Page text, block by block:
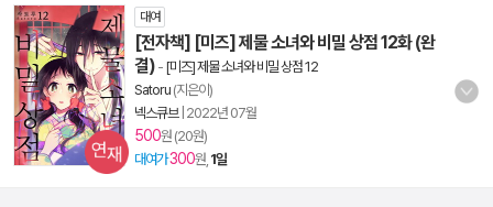
대여
[전자책] [미즈] 제물 소녀와 비밀 상점 12화 (완
결) - [미즈] 제물 소녀와 비밀 상점 12
Satoru (지은이)
넥스큐브| 2022년 07월
500원 (20원)
대여가300원, 1일